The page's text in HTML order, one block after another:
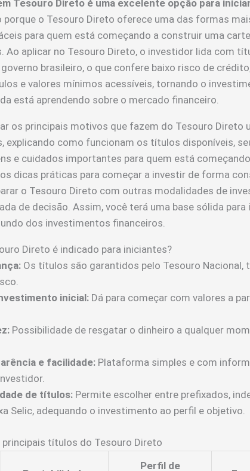
Tesouro Direto é uma excelente opção para
porque o Tesouro Direto oferece uma das formas
para quem está começando a construir uma
Ao aplicar no Tesouro Direto, o investidor lida com
brasileiro, o que confere baixo risco de
e valores mínimos acessíveis, tornando o
está aprendendo sobre o mercado financeiro.
os principais motivos que fazem do Tesouro Direto
explicando como funcionam os títulos disponíveis,
e cuidados importantes para quem está
dicas práticas para começar a investir de forma
o Tesouro Direto com outras modalidades de
de decisão. Assim, você terá uma base sólida para
dos investimentos financeiros.
Direto é indicado para iniciantes?
Os títulos são garantidos pelo Tesouro Nacional,
inicial: Dá para começar com valores a
Possibilidade de resgatar o dinheiro a qualquer
e facilidade: Plataforma simples e com
de títulos: Permite escolher entre prefixados,
Selic, adequando o investimento ao perfil e objetivo.
principais títulos do Tesouro Direto
Perfil de